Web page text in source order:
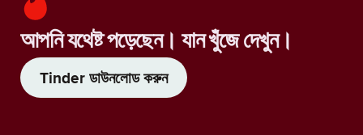
আপনি যথেষ্ট পড়েছেন। যান খুঁজে দেখুন।
Tinder ডাউনলোড করুন